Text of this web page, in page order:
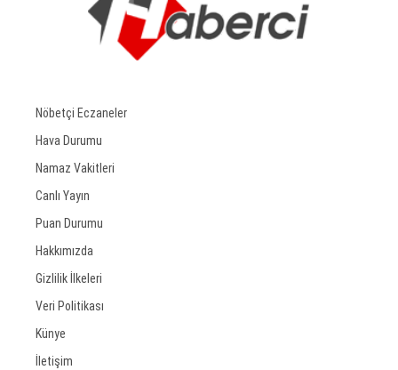
Nöbetçi Eczaneler
Hava Durumu
Namaz Vakitleri
Canlı Yayın
Puan Durumu
Hakkımızda
Gizlilik İlkeleri
Veri Politikası
Künye
İletişim